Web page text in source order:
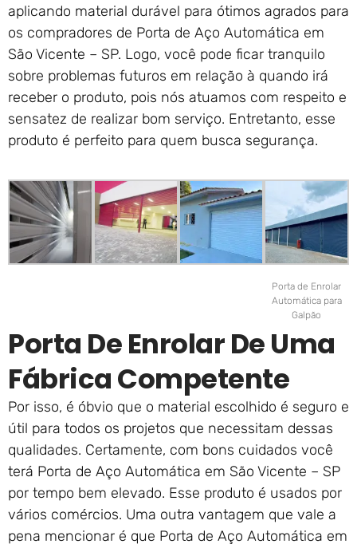
aplicando material durável para ótimos agrados para
os compradores de Porta de Aço Automática em
São Vicente – SP. Logo, você pode ficar tranquilo
sobre problemas futuros em relação à quando irá
receber o produto, pois nós atuamos com respeito e
sensatez de realizar bom serviço. Entretanto, esse
produto é perfeito para quem busca segurança.
Porta de Enrolar
Automática para
Galpão
Porta De Enrolar De Uma
Fábrica Competente
Por isso, é óbvio que o material escolhido é seguro e
útil para todos os projetos que necessitam dessas
qualidades. Certamente, com bons cuidados você
terá Porta de Aço Automática em São Vicente – SP
por tempo bem elevado. Esse produto é usados por
vários comércios. Uma outra vantagem que vale a
pena mencionar é que Porta de Aço Automática em